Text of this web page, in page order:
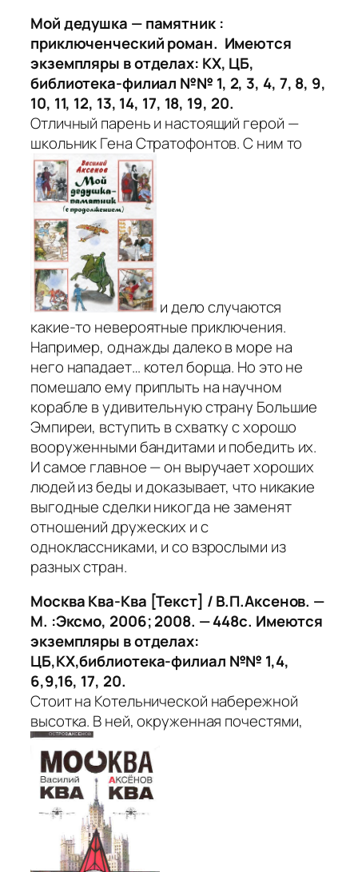
Мой дедушка — памятник :
приключенческий роман. Имеются
экземпляры в отделах: КХ, ЦБ,
библиотека-филиал №№ 1, 2, 3, 4, 7, 8, 9,
10, 11, 12, 13, 14, 17, 18, 19, 20.
Отличный парень и настоящий герой —
школьник Гена Стратофонтов. С ним то
и дело случаются
какие-то невероятные приключения.
Например, однажды далеко в море на
него нападает… котел борща. Но это не
помешало ему приплыть на научном
корабле в удивительную страну Большие
Эмпиреи, вступить в схватку с хорошо
вооруженными бандитами и победить их.
И самое главное — он выручает хороших
людей из беды и доказывает, что никакие
выгодные сделки никогда не заменят
отношений дружеских и с
одноклассниками, и со взрослыми из
разных стран.
Москва Ква-Ква [Текст] / В.П.Аксенов. —
М. :Эксмо, 2006; 2008. — 448с. Имеются
экземпляры в отделах:
ЦБ,КХ,библиотека-филиал №№ 1,4,
6,9,16, 17, 20.
Стоит на Котельнической набережной
высотка. В ней, окруженная почестями,